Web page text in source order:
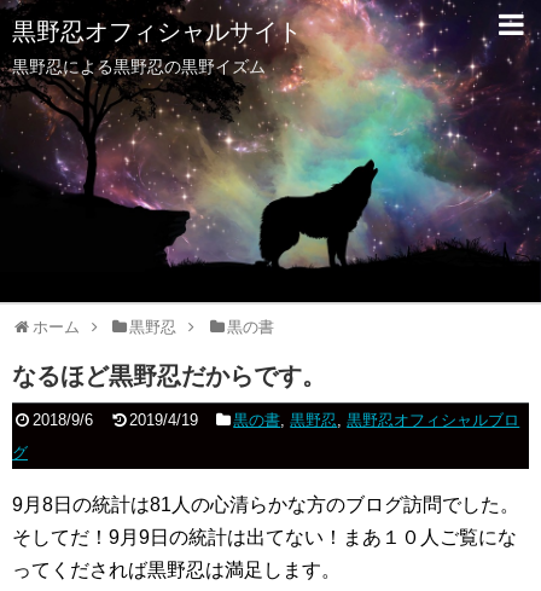
黒野忍オフィシャルサイト
黒野忍による黒野忍の黒野イズム
ホーム 黒野忍 黒の書
なるほど黒野忍だからです。
2018/9/6 2019/4/19 黒の書,黒野忍,黒野忍オフィシャルブロ
グ
9月8日の統計は81人の心清らかな方のブログ訪問でした。
そしてだ！9月9日の統計は出てない！まあ１０人ご覧にな
ってくだされば黒野忍は満足します。